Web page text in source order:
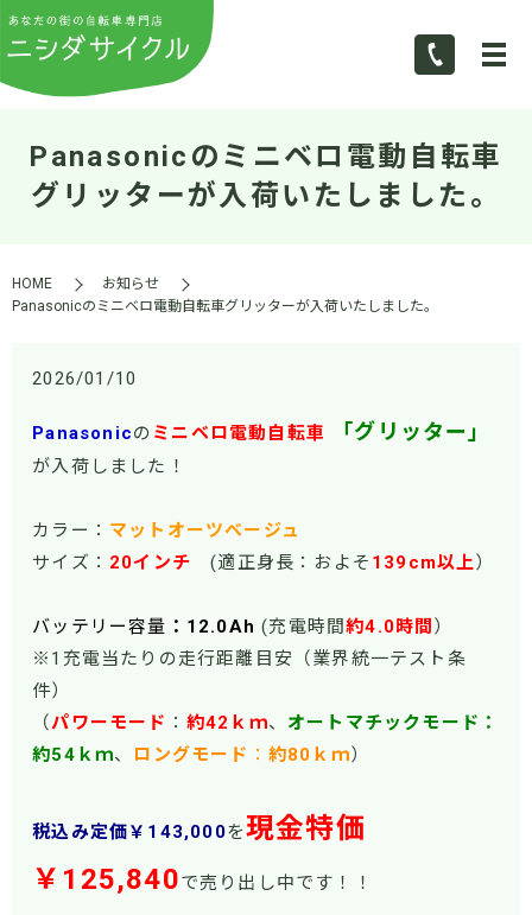
Panasonicのミニベロ電動自転車
グリッターが入荷いたしました。
HOME
お知らせ
Panasonicのミニベロ電動自転車グリッターが入荷いたしました。
2026/01/10
Panasonicの ミニベロ電動自転車 「グリッター」
が入荷しました！
カラー： マットオーツベージュ
サイズ： 20インチ (適正身長：およそ 139cm以上）
バッテリー容量 ：12.0Ah(充電時間約4.0時間 ）
※1充電当たりの走行距離目安（業界統一テスト条
件）
（パワーモー ド ： 約42ｋｍ、 オートマチックモード：
約54ｋｍ、 ロングモード ： 約80ｋｍ）
税込み定価￥143,000を現金特価
￥125,840で売り出し中です！！